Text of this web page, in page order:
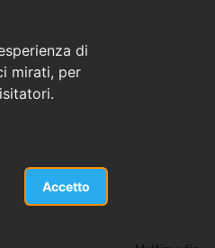
di
mirati, per
Accetto